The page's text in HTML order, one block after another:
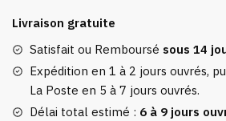
Livraison gratuite
Satisfait ou Remboursé sous 14
Expédition en 1 à 2 jours ouvrés,
La Poste en 5 à 7 jours ouvrés.
Délai total estimé : 6 à 9 jours